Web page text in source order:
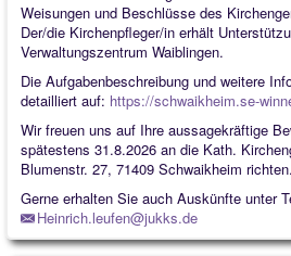
Weisungen und Beschlüsse des
Der/die Kirchenpfleger/in erhält
Verwaltungszentrum Waiblingen.
Die Aufgabenbeschreibung und weitere
detailliert auf: https://schwaikheim.se-
Wir freuen uns auf Ihre aussagekräftige
spätestens 31.8.2026 an die Kath.
Blumenstr. 27, 71409 Schwaikheim richten.
Gerne erhalten Sie auch Auskünfte unter
Heinrich.leufen@jukks.de